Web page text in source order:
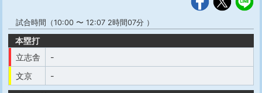
試合時間（10:00 〜 12:07 2時間07分 ）
本塁打
立志舎
-
文京
-